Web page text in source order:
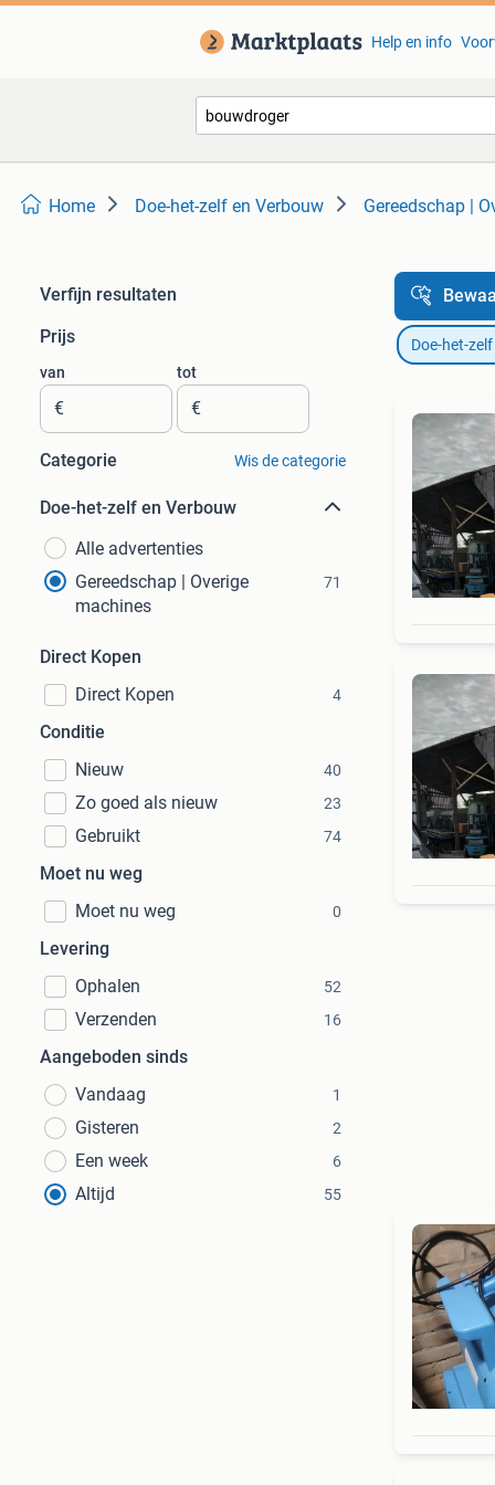
Help en info
Home Doe-het-zelf en Verbouw Gereedschap |
Verfijn resultaten
Prijs
van
€
tot
€
Categorie Wis de categorie
Doe-het-zelf en Verbouw
Alle advertenties
Gereedschap | Overige
machines
71
Direct Kopen
Direct Kopen
4
Conditie
Nieuw
40
Zo goed als nieuw 23
Gebruikt 74
Moet nu weg
Moet nu weg
0
Levering
Ophalen
52
Verzenden 16
Aangeboden sinds
Vandaag
1
Gisteren 2
Een week 6
Altijd 55
Doe-het-